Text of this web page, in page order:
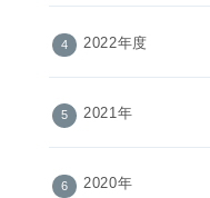
2022年度
2021年
2020年